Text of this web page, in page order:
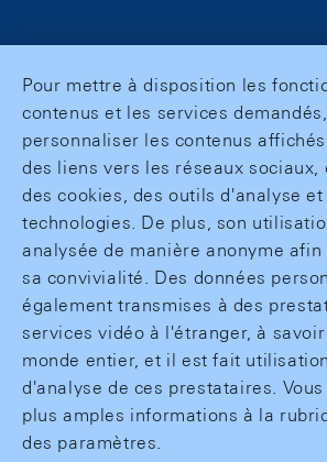
Pour mettre à disposition les
contenus et les services demandés,
personnaliser les contenus
des liens vers les réseaux sociaux,
des cookies, des outils d'analyse et
technologies. De plus, son
analysée de manière anonyme
sa convivialité. Des données
également transmises à des
services vidéo à l'étranger, à
monde entier, et il est fait
d'analyse de ces prestataires.
plus amples informations à la
des paramètres.